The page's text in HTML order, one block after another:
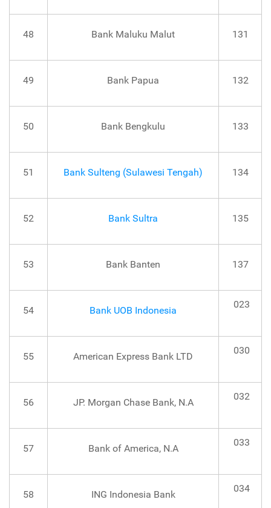
48 Bank Maluku Malut 131
49 Bank Papua 132
50 Bank Bengkulu 133
51 Bank Sulteng (Sulawesi Tengah) 134
52 Bank Sultra 135
53 Bank Banten 137
54 Bank UOB Indonesia
023
55 American Express Bank LTD
030
56 JP. Morgan Chase Bank, N.A
032
57 Bank of America, N.A
033
58 ING Indonesia Bank
034